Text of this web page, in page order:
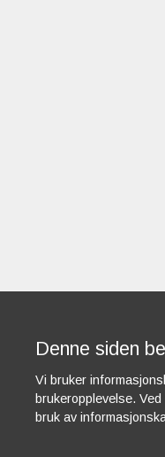
Denne siden
Vi bruker
brukeropplevelse.
bruk av